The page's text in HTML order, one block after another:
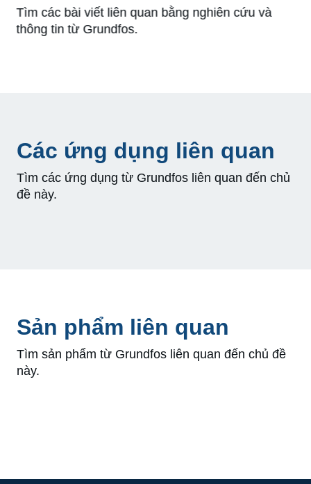
Tìm các bài viết liên quan bằng nghiên cứu và
thông tin từ Grundfos.
Các ứng dụng liên quan
Tìm các ứng dụng từ Grundfos liên quan đến chủ
đề này.
Sản phẩm liên quan
Tìm sản phẩm từ Grundfos liên quan đến chủ đề
này.